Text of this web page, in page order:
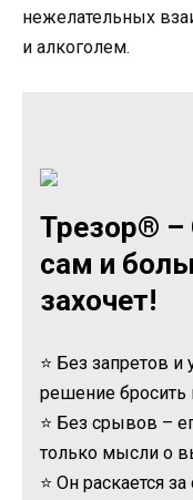
нежелательных
и алкоголем.
Трезор® –
сам и
захочет!
⭐ Без запретов
решение бросить
⭐ Без срывов –
только мысли о
⭐ Он раскается